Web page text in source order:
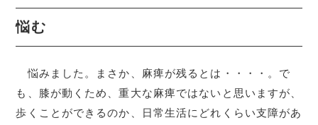
悩む
悩みました。まさか、麻痺が残るとは・・・・。で
も、膝が動くため、重大な麻痺ではないと思いますが、
歩くことができるのか、日常生活にどれくらい支障があ